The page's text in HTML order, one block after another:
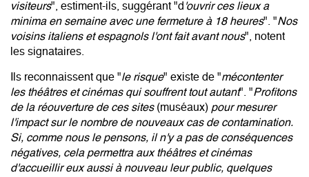
visiteurs", estiment-ils, suggérant "d 'ouvrir ces lieux a
minima en semaine avec une fermeture à 18 heures". "Nos
voisins italiens et espagnols l'ont fait avant nous", notent
les signataires.
Ils reconnaissent que "le risque" existe de "mécontenter
les théâtres et cinémas qui souffrent tout autant". "Profitons
de la réouverture de ces sites (muséaux) pour mesurer
l'impact sur le nombre de nouveaux cas de contamination.
Si, comme nous le pensons, il n'y a pas de conséquences
négatives, cela permettra aux théâtres et cinémas
d'accueillir eux aussi à nouveau leur public, quelques